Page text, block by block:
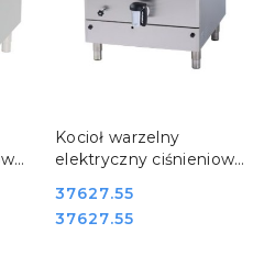
Kocioł warzelny
elektryczny ciśnieniowy
GASTRO 00008750
Cena:
37627.55
Cena:
37627.55
DO KOSZYKA